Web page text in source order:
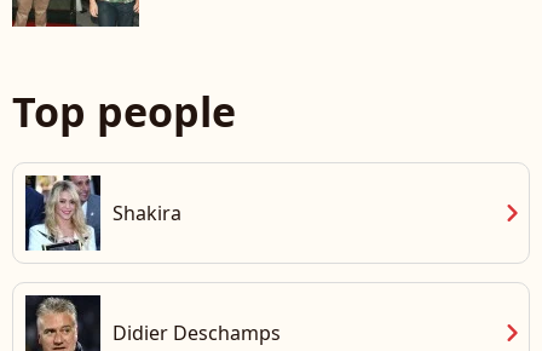
Top people
Shakira chevron_right
Didier Deschamps chevron_right